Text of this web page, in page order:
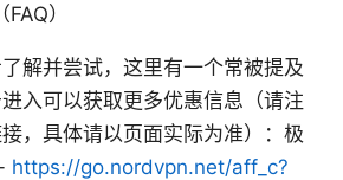
）
解并尝试，这里有一个常被提及
入可以获取更多优惠信息（请注
，具体请以页面实际为准）：极
https://go.nordvpn.net/aff_c?